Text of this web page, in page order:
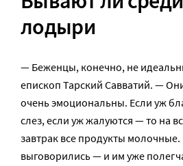
лодыри
— Беженцы, конечно, не
епископ Тарский Савватий. —
очень эмоциональны. Если уж
слез, если уж жалуются — то на
завтрак все продукты
выговорились — и им уже